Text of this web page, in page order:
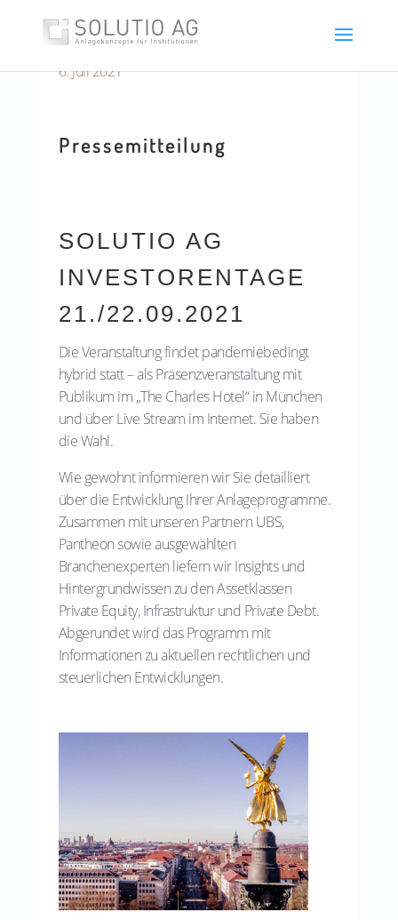
6. Juli 2021
Pressemitteilung
SOLUTIO AG
INVESTORENTAGE
21./22.09.2021
Die Veranstaltung findet pandemiebedingt
hybrid statt – als Präsenzveranstaltung mit
Publikum im „The Charles Hotel“ in München
und über Live Stream im Internet. Sie haben
die Wahl.
Wie gewohnt informieren wir Sie detailliert
über die Entwicklung Ihrer Anlageprogramme.
Zusammen mit unseren Partnern UBS,
Pantheon sowie ausgewählten
Branchenexperten liefern wir Insights und
Hintergrundwissen zu den Assetklassen
Private Equity, Infrastruktur und Private Debt.
Abgerundet wird das Programm mit
Informationen zu aktuellen rechtlichen und
steuerlichen Entwicklungen.